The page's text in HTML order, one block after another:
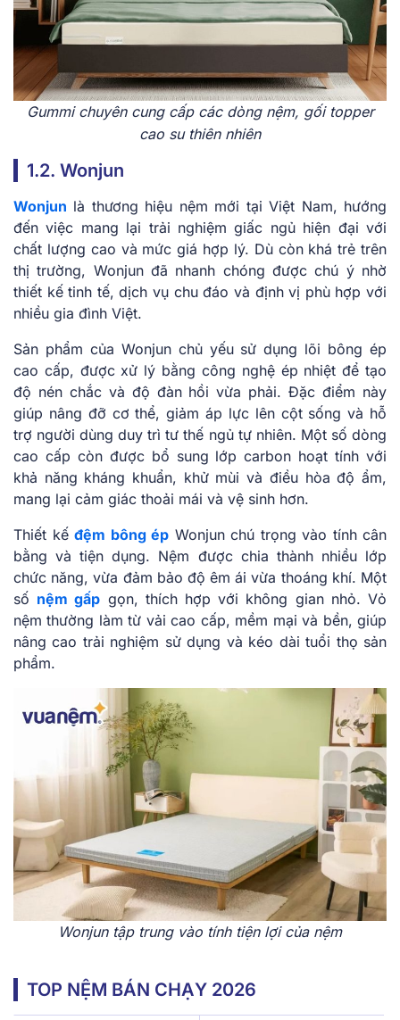
Gummi chuyên cung cấp các dòng nệm, gối topper
cao su thiên nhiên
1.2. Wonjun
Wonjun là thương hiệu nệm mới tại Việt Nam, hướng
đến việc mang lại trải nghiệm giấc ngủ hiện đại với
chất lượng cao và mức giá hợp lý. Dù còn khá trẻ trên
thị trường, Wonjun đã nhanh chóng được chú ý nhờ
thiết kế tinh tế, dịch vụ chu đáo và định vị phù hợp với
nhiều gia đình Việt.
Sản phẩm của Wonjun chủ yếu sử dụng lõi bông ép
cao cấp, được xử lý bằng công nghệ ép nhiệt để tạo
độ nén chắc và độ đàn hồi vừa phải. Đặc điểm này
giúp nâng đỡ cơ thể, giảm áp lực lên cột sống và hỗ
trợ người dùng duy trì tư thế ngủ tự nhiên. Một số dòng
cao cấp còn được bổ sung lớp carbon hoạt tính với
khả năng kháng khuẩn, khử mùi và điều hòa độ ẩm,
mang lại cảm giác thoải mái và vệ sinh hơn.
Thiết kế đệm bông ép Wonjun chú trọng vào tính cân
bằng và tiện dụng. Nệm được chia thành nhiều lớp
chức năng, vừa đảm bảo độ êm ái vừa thoáng khí. Một
số nệm gấp gọn, thích hợp với không gian nhỏ. Vỏ
nệm thường làm từ vải cao cấp, mềm mại và bền, giúp
nâng cao trải nghiệm sử dụng và kéo dài tuổi thọ sản
phẩm.
Wonjun tập trung vào tính tiện lợi của nệm
TOP NỆM BÁN CHẠY 2026